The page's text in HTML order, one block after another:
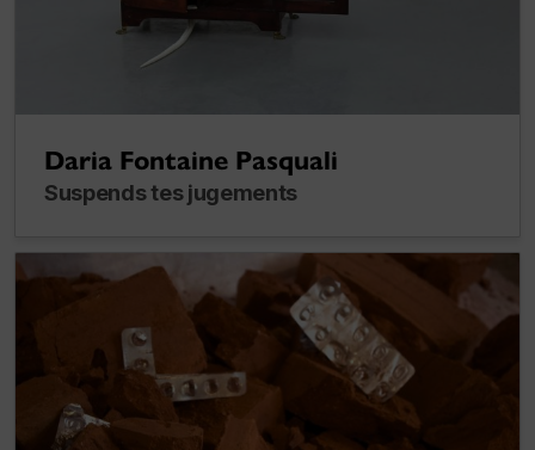
Daria Fontaine Pasquali
Suspends tes jugements